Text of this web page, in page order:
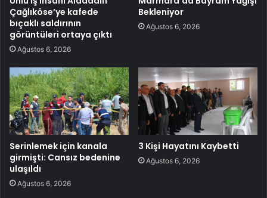
Çağlıköse’ye kafede
bıçaklı saldırının
görüntüleri ortaya çıktı
Ağustos 6, 2026
Bekleniyor
Ağustos 6, 2026
Serinlemek için kanala
girmişti: Cansız bedenine
ulaşıldı
Ağustos 6, 2026
3 Kişi Hayatını Kaybetti
Ağustos 6, 2026